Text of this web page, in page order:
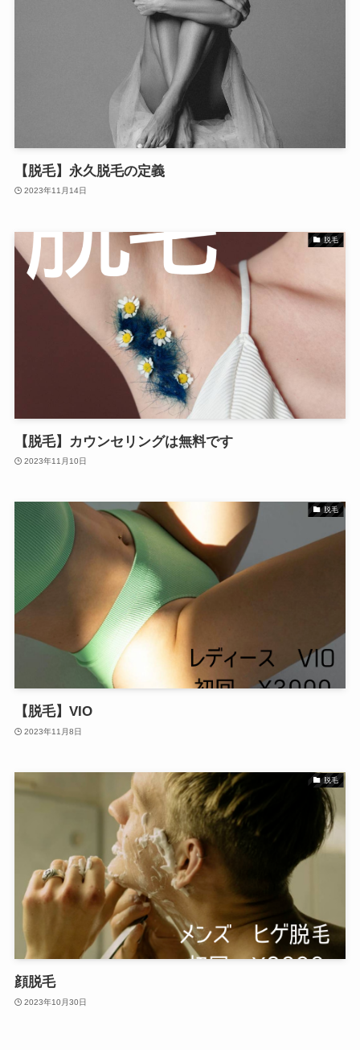
【脱毛】永久脱毛の定義
2023年11月14日
脱毛
【脱毛】カウンセリングは無料です
2023年11月10日
脱毛
【脱毛】VIO
2023年11月8日
脱毛
顔脱毛
2023年10月30日